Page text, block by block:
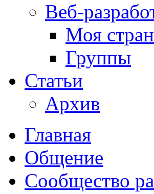
Веб-
Моя
Группы
Статьи
Архив
Главная
Общение
Сообщество